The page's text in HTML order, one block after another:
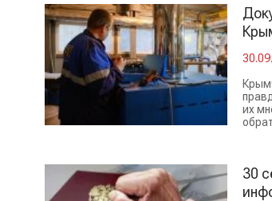
их
30